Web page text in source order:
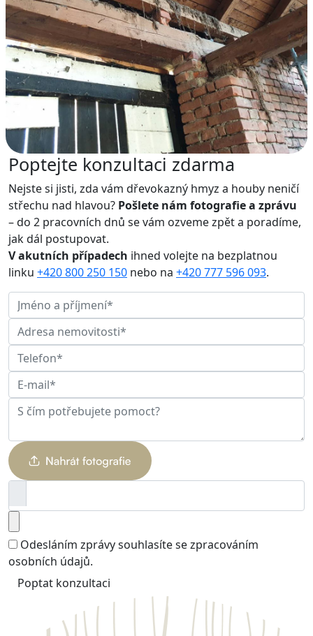
Poptejte konzultaci zdarma
Nejste si jisti, zda vám dřevokazný hmyz a houby neničí
střechu nad hlavou? Pošlete nám fotografie a zprávu
– do 2 pracovních dnů se vám ozveme zpět a poradíme,
jak dál postupovat.
V akutních případech ihned volejte na bezplatnou
linku +420 800 250 150 nebo na +420 777 596 093.
Odesláním zprávy souhlasíte sezpracováním
osobních údajů.
Poptat konzultaci